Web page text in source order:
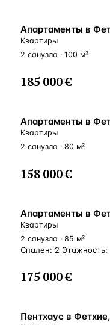
ВНЖ
Апартаменты в
Квартиры
2 санузла · 100 м²
185 000 €
ВНЖ
Апартаменты в
Квартиры
2 санузла · 80 м²
158 000 €
ВНЖ
Апартаменты в
Квартиры
2 санузла · 85 м²
Спален: 2 Этажность:
175 000 €
У МОРЯ
Пентхаус в